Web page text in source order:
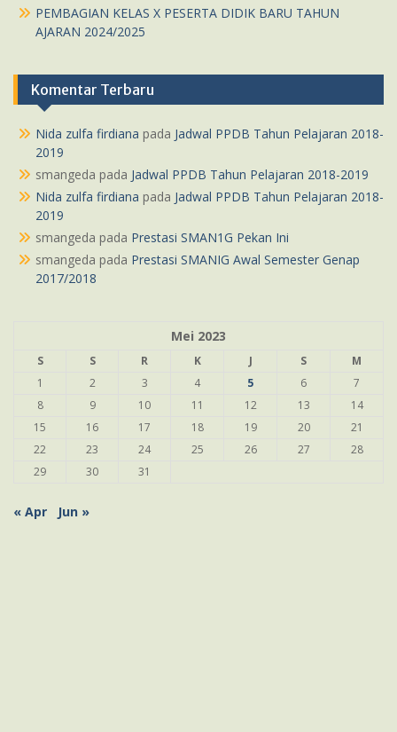
PEMBAGIAN KELAS X PESERTA DIDIK BARU TAHUN
AJARAN 2024/2025
Komentar Terbaru
Nida zulfa firdiana pada Jadwal PPDB Tahun Pelajaran 2018-
2019
smangeda pada Jadwal PPDB Tahun Pelajaran 2018-2019
Nida zulfa firdiana pada Jadwal PPDB Tahun Pelajaran 2018-
2019
smangeda pada Prestasi SMAN1G Pekan Ini
smangeda pada Prestasi SMANIG Awal Semester Genap
2017/2018
Mei 2023
S S R K J S
M
1
2 3 4 5 6
7
8
9 10 11 12 13
14
15
16 17 18 19 20
21
22
23 24 25 26 27
28
29
30 31
« Apr Jun »